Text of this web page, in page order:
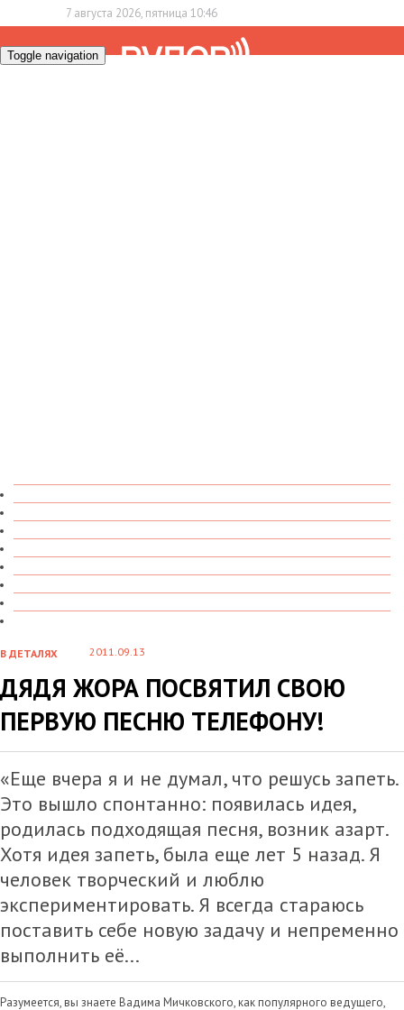
7 августа 2026, пятница 10:46
Toggle navigation
В ДЕТАЛЯХ 2011.09.13
ДЯДЯ ЖОРА ПОСВЯТИЛ СВОЮ
ПЕРВУЮ ПЕСНЮ ТЕЛЕФОНУ!
«Еще вчера я и не думал, что решусь запеть.
Это вышло спонтанно: появилась идея,
родилась подходящая песня, возник азарт.
Хотя идея запеть, была еще лет 5 назад. Я
человек творческий и люблю
экспериментировать. Я всегда стараюсь
поставить себе новую задачу и непременно
выполнить её...
Разумеется, вы знаете Вадима Мичковского, как популярного ведущего,